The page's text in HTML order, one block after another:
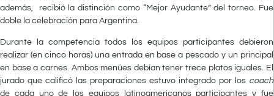
además, recibió la distinción como “Mejor Ayudante” del torneo. Fue
doble la celebración para Argentina.
Durante la competencia todos los equipos participantes debieron
realizar (en cinco horas) una entrada en base a pescado y un principal
en base a carnes. Ambos menúes debían tener trece platos iguales. El
jurado que calificó las preparaciones estuvo integrado por los coach
de cada uno de los equipos latinoamericanos participantes y fue